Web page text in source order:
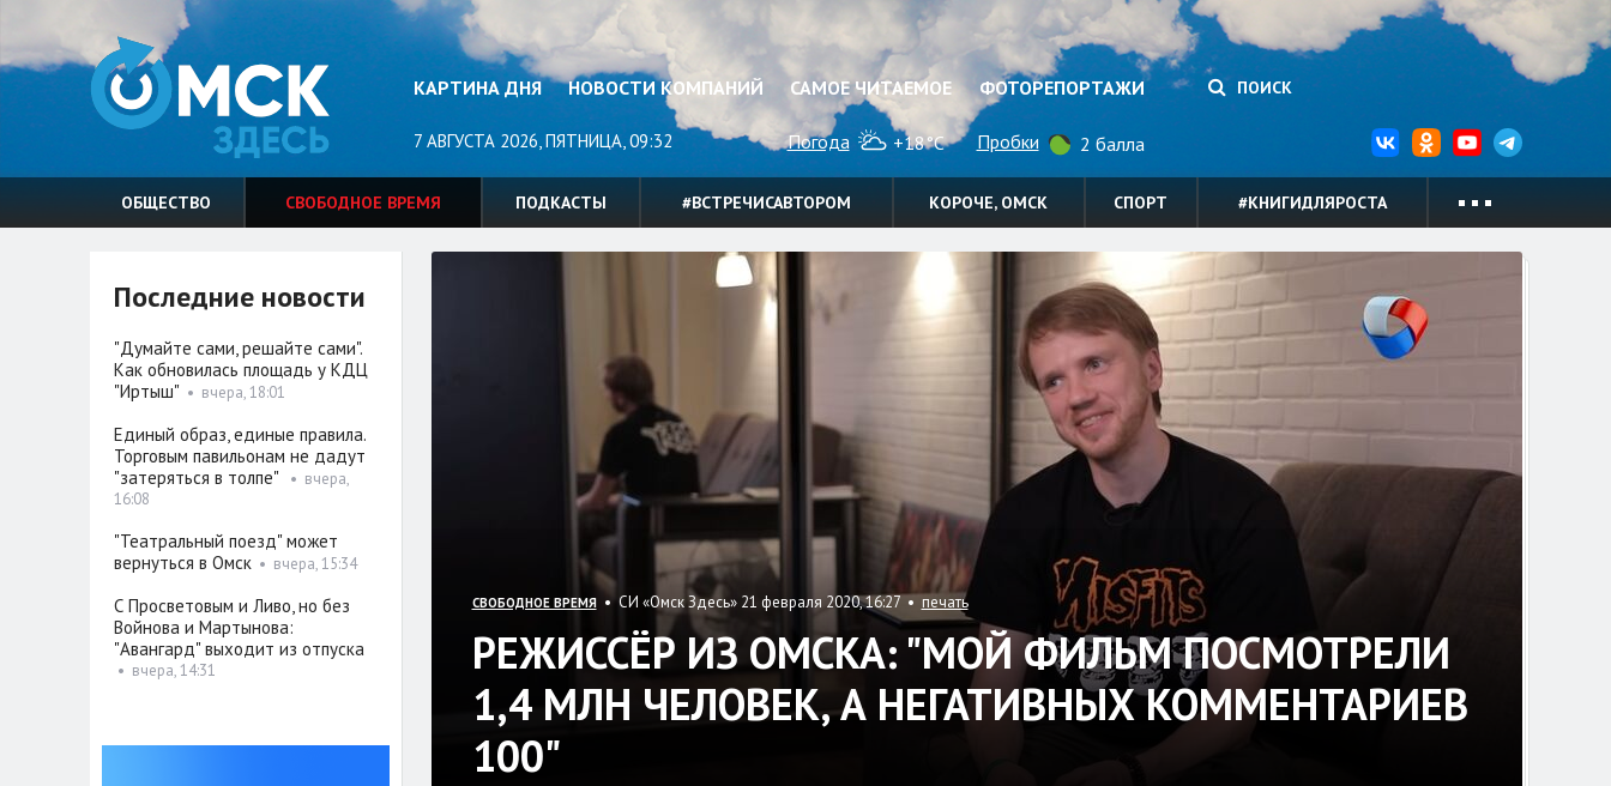
КАРТИНА ДНЯ НОВОСТИ КОМПАНИЙ САМОЕ ЧИТАЕМОЕ ФОТОРЕПОРТАЖИ ПОИСК
7 АВГУСТА 2026, ПЯТНИЦА, 09:32 Погода +18°C Пробки 2 балла
ОБЩЕСТВО СВОБОДНОЕ ВРЕМЯ ПОДКАСТЫ #ВСТРЕЧИСАВТОРОМ КОРОЧЕ, ОМСК СПОРТ #КНИГИДЛЯРОСТА
СВОБОДНОЕ ВРЕМЯ• СИ «Омск Здесь» 21 февраля 2020, 16:27 • печать
РЕЖИССЁР ИЗ ОМСКА: "МОЙ ФИЛЬМ ПОСМОТРЕЛИ
1,4 МЛН ЧЕЛОВЕК, А НЕГАТИВНЫХ КОММЕНТАРИЕВ
100"
Последние новости
"Думайте сами, решайте сами".
Как обновилась площадь у КДЦ
"Иртыш" • вчера, 18:01
Единый образ, единые правила.
Торговым павильонам не дадут
"затеряться в толпе"
• вчера,
16:08
"Театральный поезд" может
вернуться в Омск• вчера, 15:34
С Просветовым и Ливо, но без
Войнова и Мартынова:
"Авангард" выходит из отпуска
• вчера, 14:31